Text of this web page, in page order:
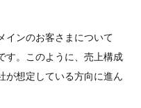
インのお客さまについて
す。このように、売上構成
が想定している方向に進ん